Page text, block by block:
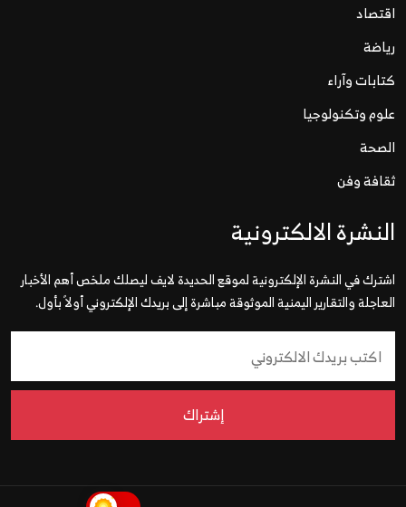
اقتصاد
رياضة
كتابات وآراء
علوم وتكنولوجيا
الصحة
ثقافة وفن
النشرة الالكترونية
اشترك في النشرة الإلكترونية لموقع الحديدة لايف ليصلك ملخص أهم الأخبار
العاجلة والتقارير اليمنية الموثوقة مباشرة إلى بريدك الإلكتروني أولاً بأول.
إشتراك